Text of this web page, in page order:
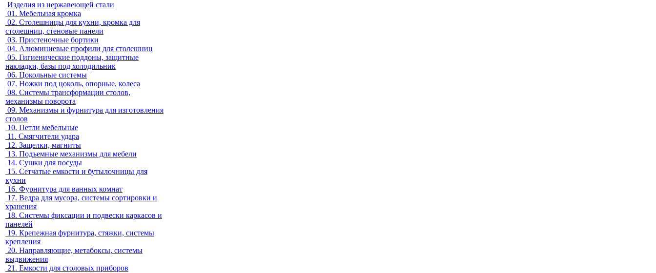
Изделия из нержавеющей стали
01. Мебельная кромка
02. Столешницы для кухни, кромка для
столешниц, стеновые панели
03. Пристеночные бортики
04. Алюминиевые профили для столешниц
05. Гигиенические поддоны, защитные
накладки, базы под холодильник
06. Цокольные системы
07. Ножки под цоколь, опорные, колеса
08. Системы трансформации столов,
механизмы поворота
09. Механизмы и фурнитура для изготовления
столов
10. Петли мебельные
11. Смягчители удара
12. Защелки, магниты
13. Подъемные механизмы для мебели
14. Сушки для посуды
15. Сетчатые емкости и бутылочницы для
кухни
16. Фурнитура для ванных комнат
17. Ведра для мусора, системы сортировки и
хранения
18. Системы фиксации и подвески каркасов и
панелей
19. Крепежная фурнитура, стяжки, системы
крепления
20. Направляющие, метабоксы, системы
выдвижения
21. Емкости для столовых приборов